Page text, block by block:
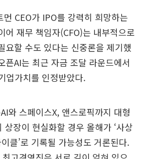
먼 CEO가 IPO를 강력히 희망하는
어 재무 책임자(CFO)는 내부적으로
요할 수도 있다는 신중론을 제기했
픈AI는 최근 자금 조달 라운드에서
업가치를 인정받았다.
와 스페이스X, 앤스로픽까지 대형
상장이 현실화할 경우 올해가 ‘사상
클’로 기록될 가능성도 거론된다.